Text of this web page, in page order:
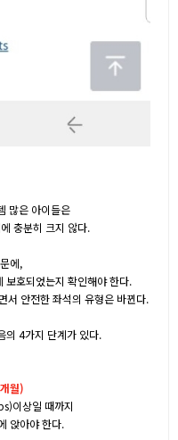
많은 아이들은
충분히 크지 않다.
에,
보호되었는지 확인해야 한다.
서 안전한 좌석의 유형은 바뀐다.
의 4가지 단계가 있다.
개월)
이상일 때까지
앉아야 한다.